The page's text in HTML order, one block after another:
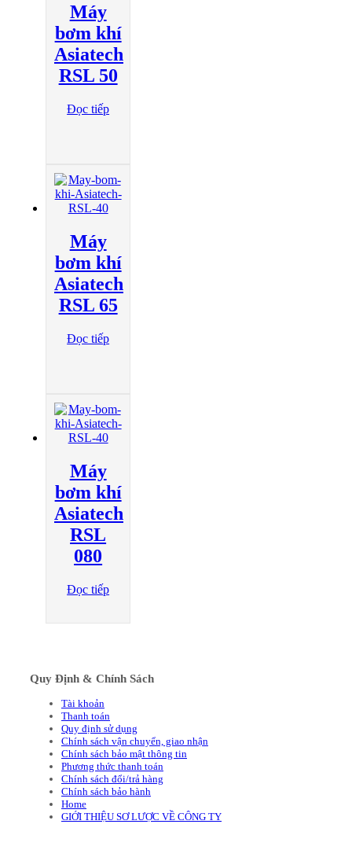
Máy
bơm khí
Asiatech
RSL 50
Đọc tiếp
Máy
bơm khí
Asiatech
RSL 65
Đọc tiếp
Máy
bơm khí
Asiatech
RSL
080
Đọc tiếp
Quy Định & Chính Sách
Tài khoản
Thanh toán
Quy định sử dụng
Chính sách vận chuyển, giao nhận
Chính sách bảo mật thông tin
Phương thức thanh toán
Chính sách đổi/trả hàng
Chính sách bảo hành
Home
GIỚI THIỆU SƠ LƯỢC VỀ CÔNG TY